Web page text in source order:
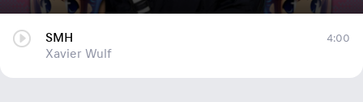
SMH
Xavier Wulf
4:00